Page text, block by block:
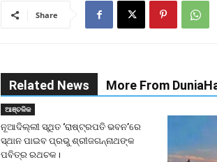
Share
Related News More From
ଆଞ୍ଚଳିକ
ନୂଆଦିଲ୍ଲୀ ସ୍ଥିତ ‘ରାଷ୍ଟ୍ରପତି ଭବନ’ରେ
ସ୍ଥାନ ପାଇବ ପ୍ରଭୁ ଶ୍ରୀଜଗନ୍ନାଥଙ୍କ
ପବିତ୍ର ରଥଚକ।